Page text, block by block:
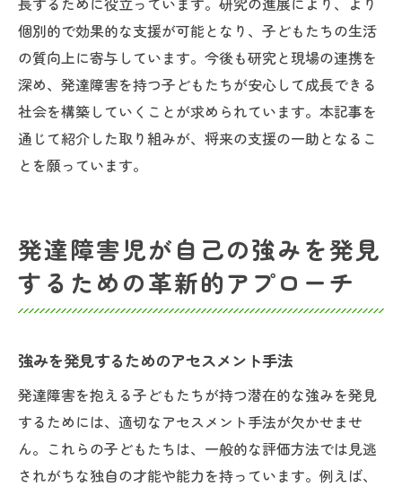
個別的で効果的な支援が可能となり、子どもたちの生活
の質向上に寄与しています。今後も研究と現場の連携を
深め、発達障害を持つ子どもたちが安心して成長できる
社会を構築していくことが求められています。本記事を
通じて紹介した取り組みが、将来の支援の一助となるこ
とを願っています。
発達障害児が自己の強みを発見
するための革新的アプローチ
強みを発見するためのアセスメント手法
発達障害を抱える子どもたちが持つ潜在的な強みを発見
するためには、適切なアセスメント手法が欠かせませ
ん。これらの子どもたちは、一般的な評価方法では見逃
されがちな独自の才能や能力を持っています。例えば、